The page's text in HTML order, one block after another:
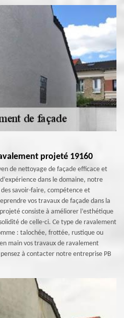
projeté 19160
de nettoyage de façade efficace et
dans le domaine, notre
savoir-faire, compétence et
vos travaux de façade dans la
consiste à améliorer l’esthétique
de celle-ci. Ce type de ravalement
: talochée, frottée, rustique ou
main vos travaux de ravalement
à contacter notre entreprise PB